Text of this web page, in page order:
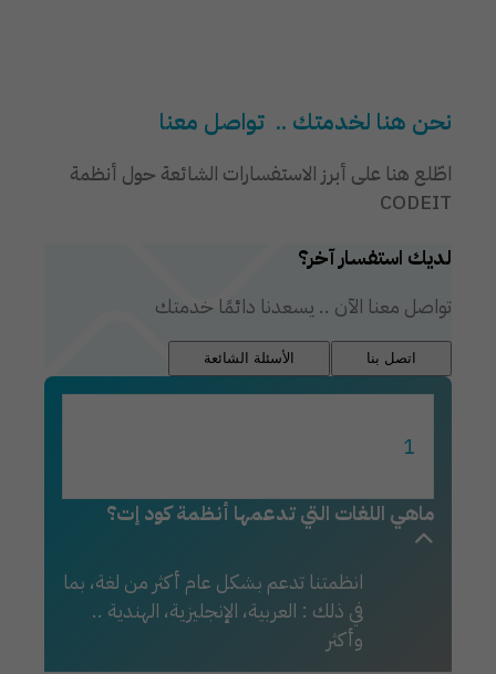
نحن هنا لخدمتك .. تواصل معنا
اطّلع هنا على أبرز الاستفسارات الشائعة حول أنظمة
CODEIT
لديك استفسار آخر؟
تواصل معنا الآن .. يسعدنا دائمًا خدمتك
اتصل بنا الأسئلة الشائعة
1
ماهي اللغات التي تدعمها أنظمة كود إت؟
انظمتنا تدعم بشكل عام أكثر من لغة، بما
في ذلك : العربية، الإنجليزية، الهندية ..
وأكثر